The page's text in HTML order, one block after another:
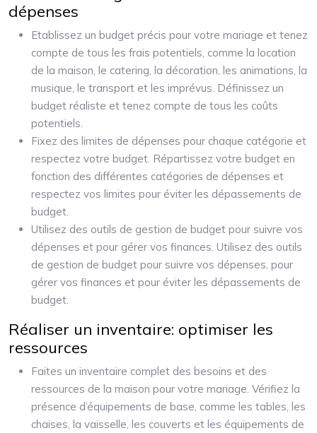
dépenses
Etablissez un budget précis pour votre mariage et tenez
compte de tous les frais potentiels, comme la location
de la maison, le catering, la décoration, les animations, la
musique, le transport et les imprévus. Définissez un
budget réaliste et tenez compte de tous les coûts
potentiels.
Fixez des limites de dépenses pour chaque catégorie et
respectez votre budget. Répartissez votre budget en
fonction des différentes catégories de dépenses et
respectez vos limites pour éviter les dépassements de
budget.
Utilisez des outils de gestion de budget pour suivre vos
dépenses et pour gérer vos finances. Utilisez des outils
de gestion de budget pour suivre vos dépenses, pour
gérer vos finances et pour éviter les dépassements de
budget.
Réaliser un inventaire: optimiser les
ressources
Faites un inventaire complet des besoins et des
ressources de la maison pour votre mariage. Vérifiez la
présence d’équipements de base, comme les tables, les
chaises, la vaisselle, les couverts et les équipements de